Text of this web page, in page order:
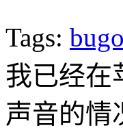
Tags:
我已经在
声音的情